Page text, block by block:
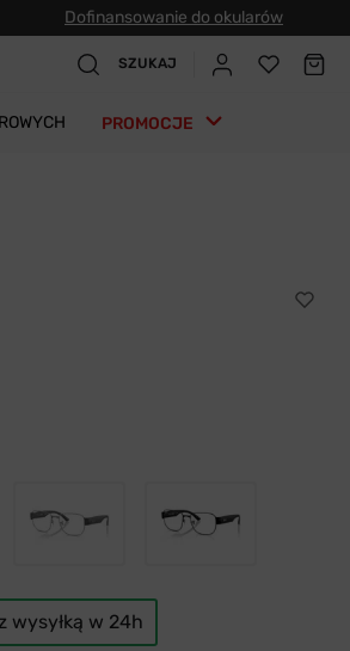
Dofinansowanie do okularów
SZUKAJ
PROMOCJE
wysyłką w 24h